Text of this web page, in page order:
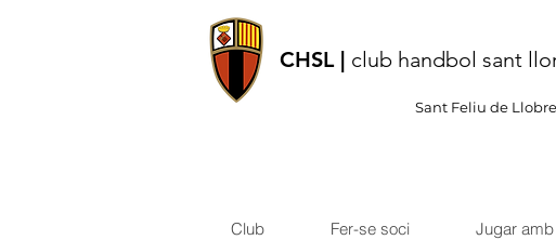
CHSL | club handbol sant
Sant Feliu de
Club Fer-se soci Jugar